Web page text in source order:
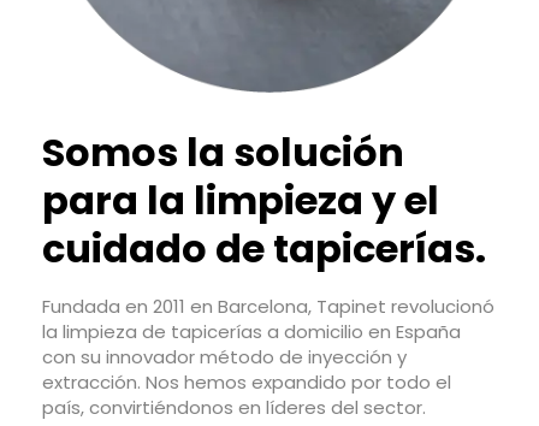
Somos la solución
para la limpieza y el
cuidado de tapicerías.
Fundada en 2011 en Barcelona, Tapinet revolucionó
la limpieza de tapicerías a domicilio en España
con su innovador método de inyección y
extracción. Nos hemos expandido por todo el
país, convirtiéndonos en líderes del sector.